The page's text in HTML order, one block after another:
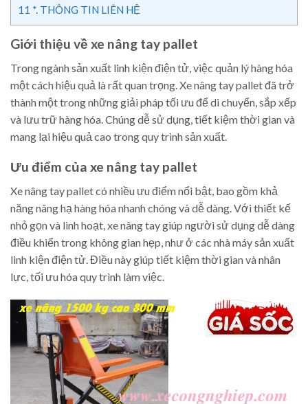
11 *. THÔNG TIN LIÊN HỆ
Giới thiệu về xe nâng tay pallet
Trong ngành sản xuất linh kiện điện tử, việc quản lý hàng hóa
một cách hiệu quả là rất quan trọng. Xe nâng tay pallet đã trở
thành một trong những giải pháp tối ưu để di chuyển, sắp xếp
và lưu trữ hàng hóa. Chúng dễ sử dụng, tiết kiệm thời gian và
mang lại hiệu quả cao trong quy trình sản xuất.
Ưu điểm của xe nâng tay pallet
Xe nâng tay pallet có nhiều ưu điểm nổi bật, bao gồm khả
năng nâng hạ hàng hóa nhanh chóng và dễ dàng. Với thiết kế
nhỏ gọn và linh hoạt, xe nâng tay giúp người sử dụng dễ dàng
điều khiển trong không gian hẹp, như ở các nhà máy sản xuất
linh kiện điện tử. Điều này giúp tiết kiệm thời gian và nhân
lực, tối ưu hóa quy trình làm việc.